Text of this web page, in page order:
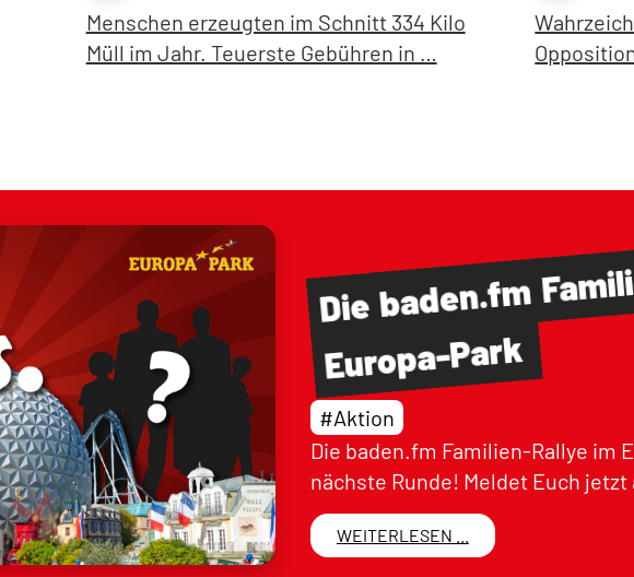
Menschen erzeugten im Schnitt 334 Kilo
Müll im Jahr. Teuerste Gebühren in …
Die baden.fm
Europa-Park
#Aktion
Die baden.fm Familien-Rallye im
nächste Runde! Meldet Euch jetzt
WEITERLESEN ...